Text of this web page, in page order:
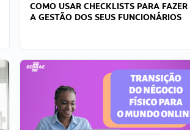
COMO USAR CHECKLISTS PARA FAZER
A GESTÃO DOS SEUS FUNCIONÁRIOS